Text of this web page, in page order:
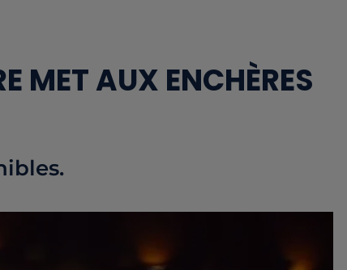
MET AUX ENCHÈRES